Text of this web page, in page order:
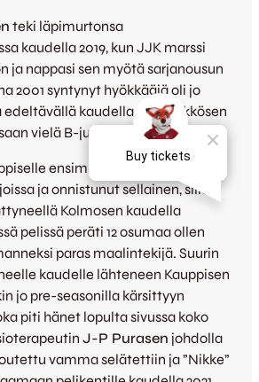
teki läpimurtonsa
kaudella 2019, kun JJK marssi
ja nappasi sen myötä sarjanousun
2001 syntynyt hyökkääjä oli jo
kaudella myös Ykkösen
vielä B-juniori-ikäinen.
ensimmäinen kokonainen
ja onnistunut sellainen, sillä
Kolmosen kaudella
pelissä peräti 12 osumaa ollen
paras maalintekijä. Suurin
kaudelle lähteneen Kauppisen
jo pre-seasonilla kärsittyyn
piti hänet lopulta sivussa koko
J-P Purasen johdolla
vamma selätettiin ja ”Nikke”